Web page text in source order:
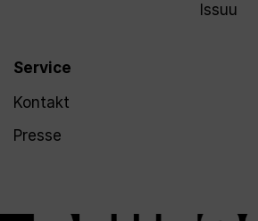
Service
Kontakt
Presse
Issuu